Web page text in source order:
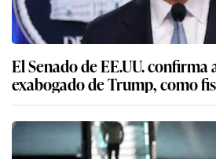
El Senado de EE.UU. confirma
exabogado de Trump, como